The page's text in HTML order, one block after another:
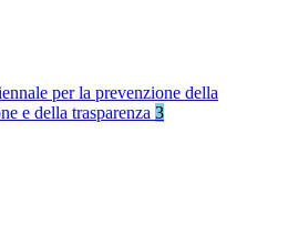
per la prevenzione della
e della trasparenza 3